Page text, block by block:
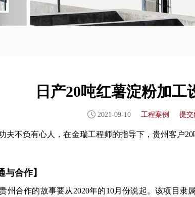
日产20吨红薯淀粉加
2021-09-10 工程案例 提交
夫不负有心人，在金瑞工程师的指导下，贵州客户
与合作】
州合作的故事要从2020年的10月份说起。该项目